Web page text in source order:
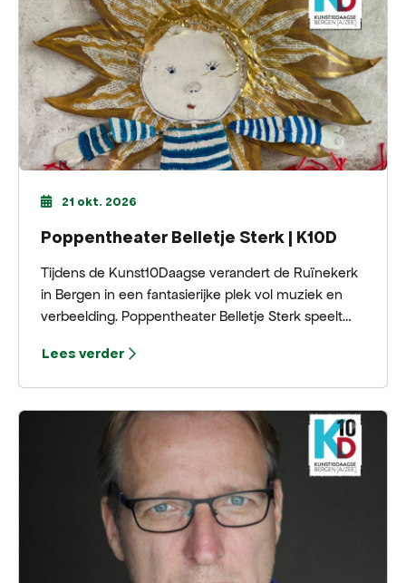
21 okt. 2026
Poppentheater Belletje Sterk | K10D
Tijdens de Kunst10Daagse verandert de Ruïnekerk
in Bergen in een fantasierijke plek vol muziek en
verbeelding. Poppentheater Belletje Sterk speelt
nieuwsgierige avonturiers vanaf 2 jaar.
Lees verder